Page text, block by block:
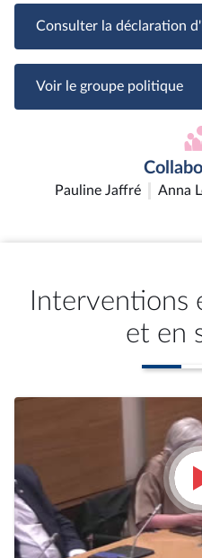
Consulter la déclaration
Voir le groupe politique
Pauline Jaffré Anna
Interventions
et en